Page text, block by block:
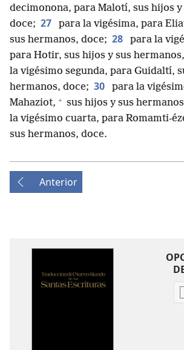
decimonona, para Malotí, sus hijos
doce; 27
para la vigésima, para
sus hermanos, doce; 28
para la
para Hotir, sus hijos y sus
la vigésimo segunda, para Guidaltí,
hermanos, doce; 30
para la
Mahaziot, + sus hijos y sus
la vigésimo cuarta, para Romamti-
sus hermanos, doce.
Anterior